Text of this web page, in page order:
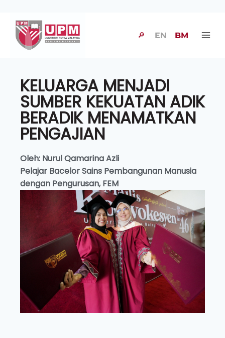
🔎 EN BM
KELUARGA MENJADI
SUMBER KEKUATAN ADIK
BERADIK MENAMATKAN
PENGAJIAN
Oleh: Nurul Qamarina Azli
Pelajar Bacelor Sains Pembangunan Manusia
dengan Pengurusan, FEM